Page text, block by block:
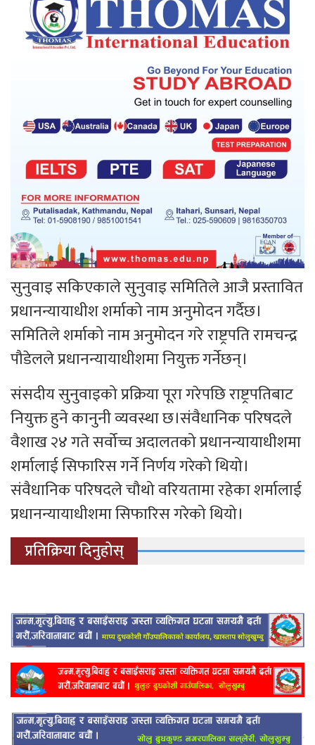
सुनुवाइ सकिएकाले सुनुवाइ समितिले आजै प्रस्तावित
प्रधानन्यायाधीश शर्माको नाम अनुमोदन गर्दैछ।
समितिले शर्माको नाम अनुमोदन गरे राष्ट्रपति रामचन्द्र
पौडेलले प्रधानन्यायाधीशमा नियुक्त गर्नेछन्।
संसदीय सुनुवाइको प्रक्रिया पूरा गरेपछि राष्ट्रपतिबाट
नियुक्त हुने कानुनी व्यवस्था छ।संवैधानिक परिषदले
वैशाख २४ गते सर्वोच्च अदालतको प्रधानन्यायाधीशमा
शर्मालाई सिफारिस गर्ने निर्णय गरेको थियो।
संवैधानिक परिषदले चौथो वरियतामा रहेका शर्मालाई
प्रधानन्यायाधीशमा सिफारिस गरेको थियो।
प्रतिक्रिया दिनुहोस्